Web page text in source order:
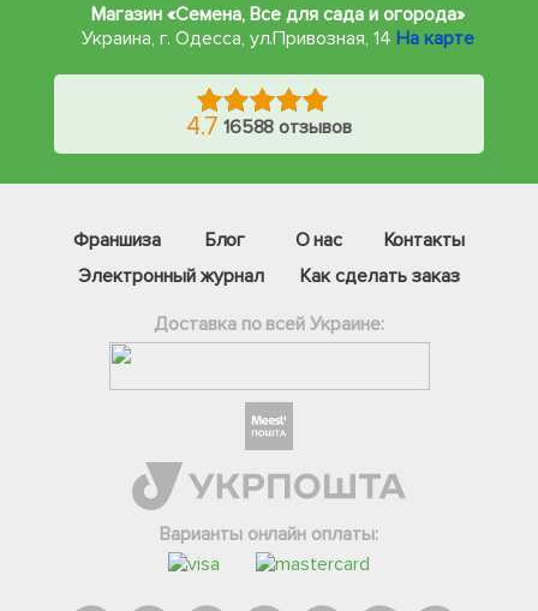
Магазин «Семена, Все для сада и огорода»
Украина, г. Одесса, ул.Привозная, 14 На карте
4.7 16588 отзывов
Франшиза Блог О нас
Контакты
Электронный журнал
Как сделать заказ
Доставка по всей Украине:
Варианты онлайн оплаты:
Телеграм
Вайбер